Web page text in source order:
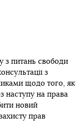
з питань свободи
з
щодо того, як
наступу на права
новий
прав